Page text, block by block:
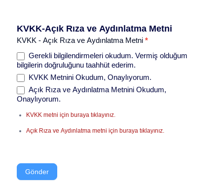
KVKK-Açık Rıza ve Aydınlatma Metni
KVKK - Açık Rıza ve Aydınlatma Metni *
Gerekli bilgilendirmeleri okudum. Vermiş olduğum
bilgilerin doğruluğunu taahhüt ederim.
KVKK Metnini Okudum, Onaylıyorum.
Açık Rıza ve Aydınlatma Metnini Okudum,
Onaylıyorum.
KVKK metni için buraya tıklayınız.
Açık Rıza ve Aydınlatma metni için buraya tıklayınız.
Gönder